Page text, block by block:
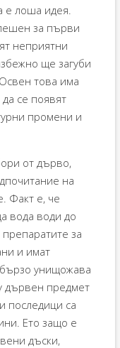
е лоша идея.
за първи
неприятни
ще загуби
това има
се появят
промени и
от дърво,
на
Факт е, че
вода води до
за
и имат
унищожава
дървен предмет
последици са
Ето защо е
дъски,